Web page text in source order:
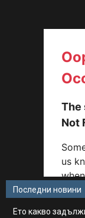
Последни новини
Ето какво